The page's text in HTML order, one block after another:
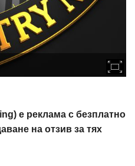
е реклама с безплатно
на отзив за тях